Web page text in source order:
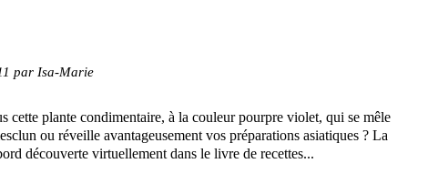
par Isa-Marie
cette plante condimentaire, à la couleur pourpre violet, qui se mêle
ou réveille avantageusement vos préparations asiatiques ? La
découverte virtuellement dans le livre de recettes...